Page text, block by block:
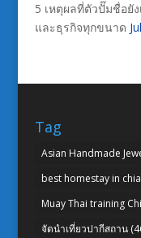
5 เหตุผลที่ตัวปั๊มชื่อยั
และธุรกิจทุกขนาด
Tag
Asian Handmade
best homestay in
Muay Thai training
จัดนำเที่ยวปากีสถาน